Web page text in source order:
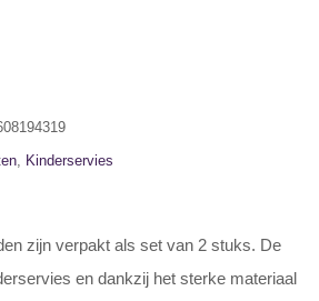
, Kinderservies
zijn verpakt als set van 2 stuks. De
en dankzij het sterke materiaal